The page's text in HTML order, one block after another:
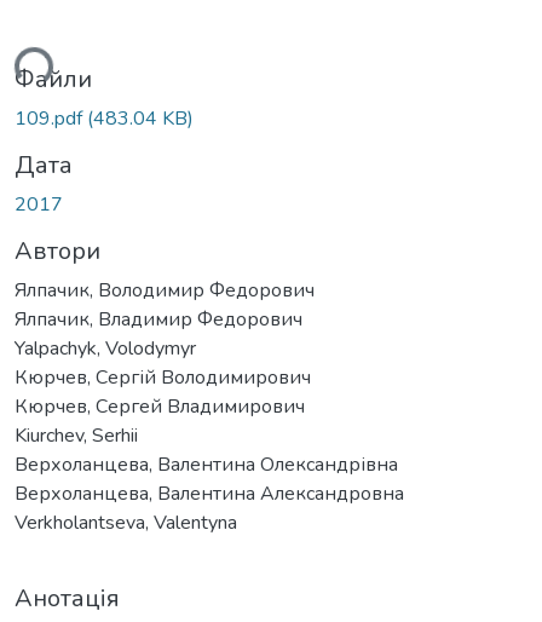
Файли
109.pdf(483.04 KB)
Дата
2017
Автори
Ялпачик, Володимир Федорович
Ялпачик, Владимир Федорович
Yalpachyk, Volodymyr
Кюрчев, Сергій Володимирович
Кюрчев, Сергей Владимирович
Kiurchev, Serhii
Верхоланцева, Валентина Олександрівна
Верхоланцева, Валентина Александровна
Verkholantseva, Valentyna
Анотація